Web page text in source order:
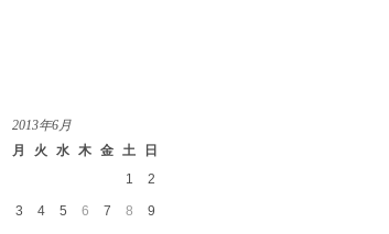
2013年6月
月
火 水 木 金 土
日
1
2
3 4 5 6 7 8 9